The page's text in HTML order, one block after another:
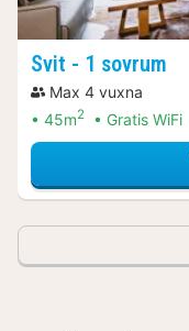
Svit - 1 sovrum
Max 4 vuxna
45m2 Gratis WiFi